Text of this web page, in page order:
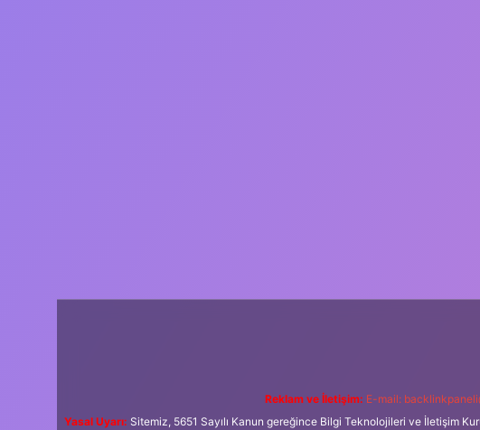
Reklam ve İletişim: E-mail:
Yasal Uyarı: Sitemiz, 5651 Sayılı Kanun gereğince Bilgi Teknolojileri ve İletişim